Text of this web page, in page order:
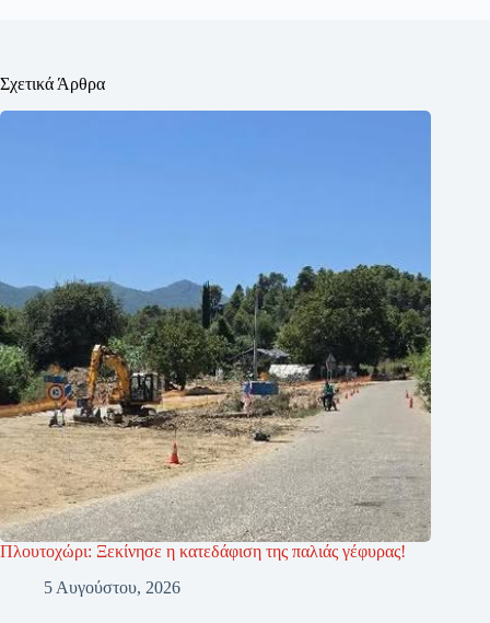
Σχετικά Άρθρα
Πλουτοχώρι: Ξεκίνησε η κατεδάφιση της παλιάς γέφυρας!
5 Αυγούστου, 2026